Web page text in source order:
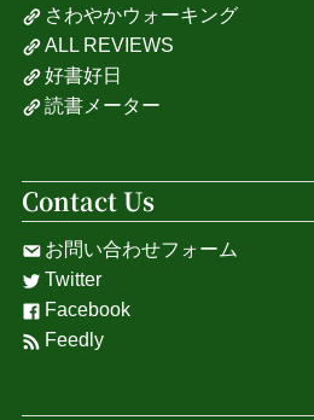
さわやかウォーキング
ALL REVIEWS
好書好日
読書メーター
Contact Us
お問い合わせフォーム
Twitter
Facebook
Feedly